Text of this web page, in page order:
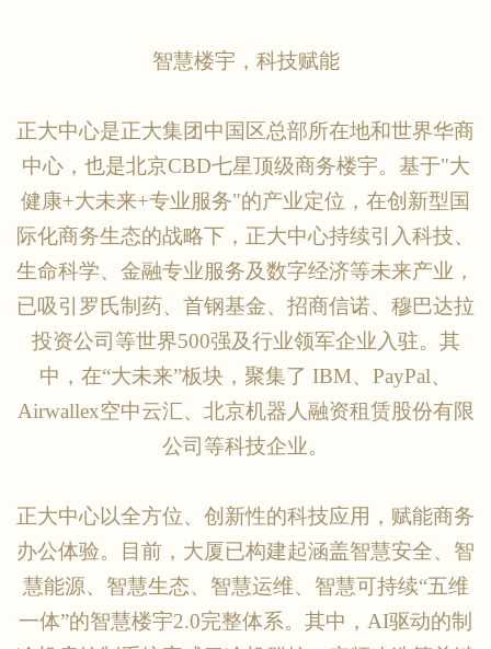
智慧楼宇，科技赋能
正大中心是正大集团中国区总部所在地和世界华商
中心，也是北京CBD七星顶级商务楼宇。基于"大
健康+大未来+专业服务"的产业定位，在创新型国
际化商务生态的战略下，正大中心持续引入科技、
生命科学、金融专业服务及数字经济等未来产业，
已吸引罗氏制药、首钢基金、招商信诺、穆巴达拉
投资公司等世界500强及行业领军企业入驻。其
中，在“大未来”板块，聚集了 IBM、PayPal、
Airwallex空中云汇、北京机器人融资租赁股份有限
公司等科技企业。
正大中心以全方位、创新性的科技应用，赋能商务
办公体验。目前，大厦已构建起涵盖智慧安全、智
慧能源、智慧生态、智慧运维、智慧可持续“五维
一体”的智慧楼宇2.0完整体系。其中，AI驱动的制